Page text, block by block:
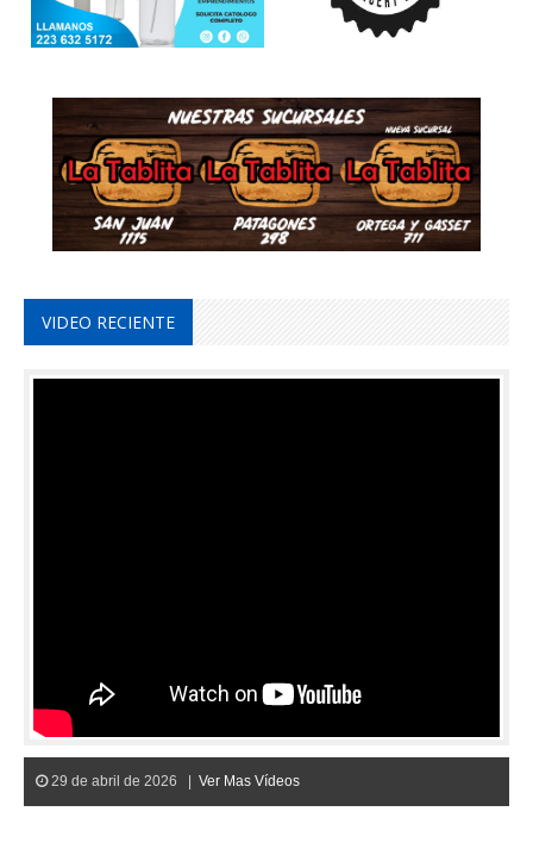
VIDEO RECIENTE
29 de abril de 2026 | Ver Mas Vídeos